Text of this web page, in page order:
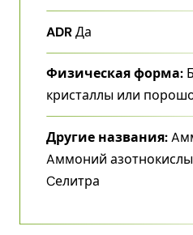
ADRДа
Физическая форма:
кристаллы или
Другие названия:
Aммоний
Cелитра